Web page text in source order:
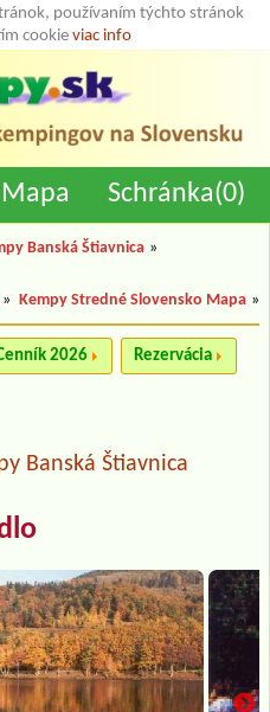
používaním týchto stránok
cookieviac info
Mapa Schránka(0)
Banská Štiavnica »
» Kempy Stredné Slovensko Mapa »
2026 Rezervácia
Banská Štiavnica